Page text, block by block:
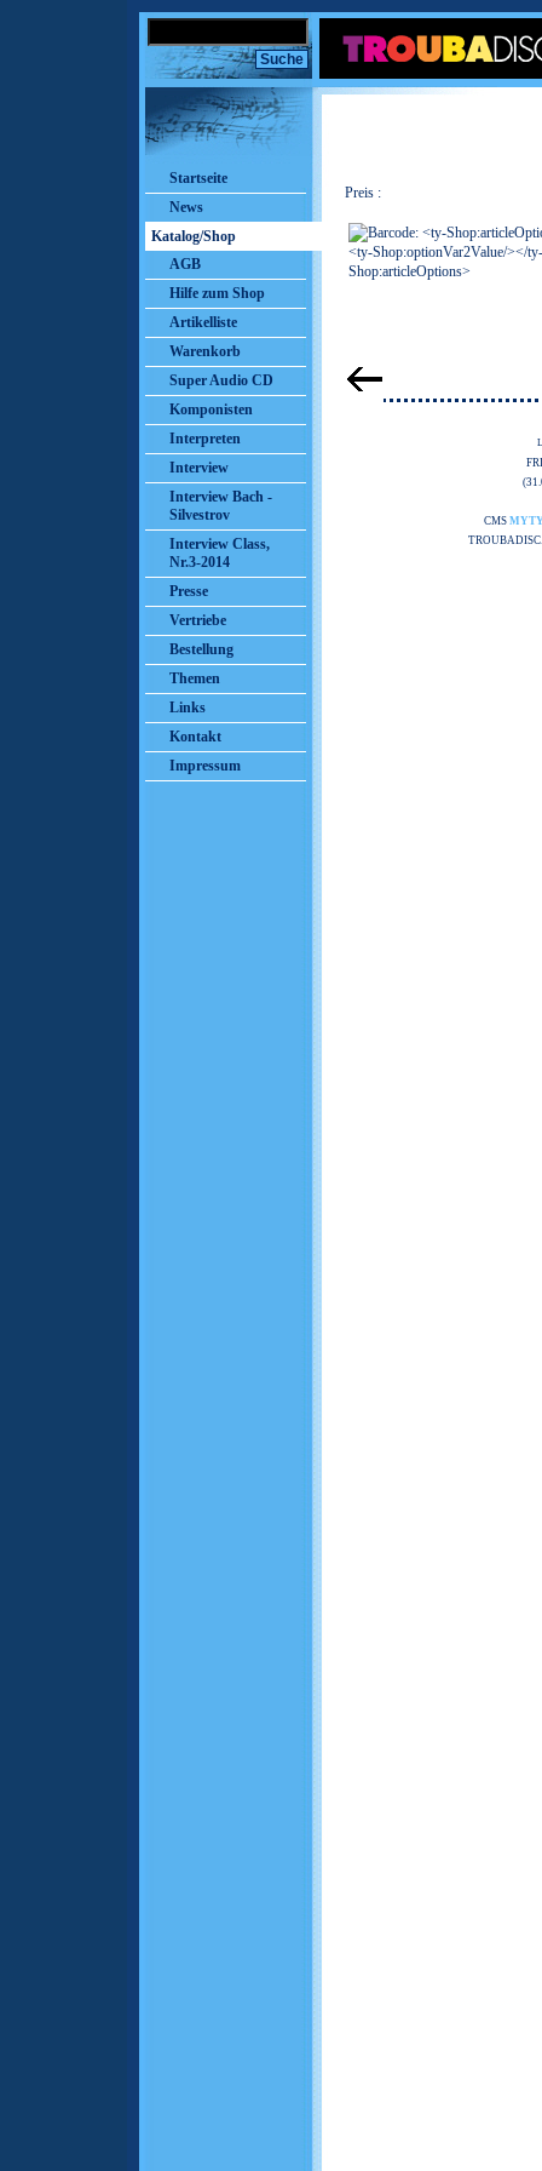
Startseite
News
Katalog/Shop
AGB
Hilfe zum Shop
Artikelliste
Warenkorb
Super Audio CD
Komponisten
Interpreten
Interview
Interview Bach -
Silvestrov
Interview Class,
Nr.3-2014
Presse
Vertriebe
Bestellung
Themen
Links
Kontakt
Impressum
Preis :
CMS